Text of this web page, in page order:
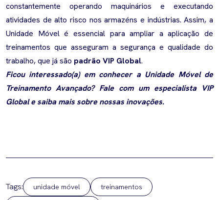
constantemente operando maquinários e executando
atividades de alto risco nos armazéns e indústrias. Assim, a
Unidade Móvel é essencial para ampliar a aplicação de
treinamentos que asseguram a segurança e qualidade do
trabalho, que já são padrão VIP Global.
Ficou interessado(a) em conhecer a Unidade Móvel de
Treinamento Avançado? Fale com um especialista VIP
Global e saiba mais sobre nossas inovações.
Tags: unidade móvel treinamentos